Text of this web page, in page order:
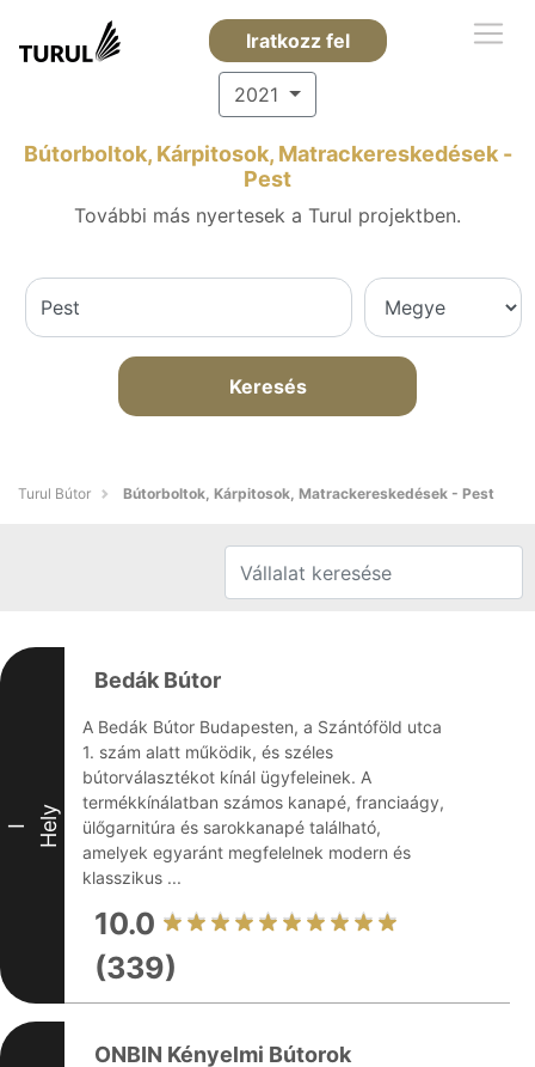
Iratkozz fel
2021
Bútorboltok, Kárpitosok, Matrackereskedések -
Pest
További más nyertesek a Turul projektben.
Keresés
Turul Bútor Bútorboltok, Kárpitosok, Matrackereskedések - Pest
I Hely
Bedák Bútor
A Bedák Bútor Budapesten, a Szántóföld utca
1. szám alatt működik, és széles
bútorválasztékot kínál ügyfeleinek. A
termékkínálatban számos kanapé, franciaágy,
ülőgarnitúra és sarokkanapé található,
amelyek egyaránt megfelelnek modern és
klasszikus ...
10.0
(339)
ONBIN Kényelmi Bútorok